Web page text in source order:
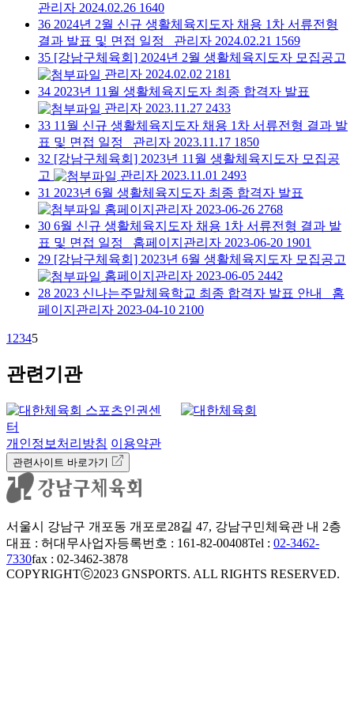
관리자 2024.02.26 1640
36 2024년 2월 신규 생활체육지도자 채용 1차 서류전형
결과 발표 및 면접 일정
관리자 2024.02.21 1569
35 [강남구체육회] 2024년 2월 생활체육지도자 모집공고
관리자 2024.02.02 2181
34 2023년 11월 생활체육지도자 최종 합격자 발표
관리자 2023.11.27 2433
33 11월 신규 생활체육지도자 채용 1차 서류전형 결과 발
표 및 면접 일정
관리자 2023.11.17 1850
32 [강남구체육회] 2023년 11월 생활체육지도자 모집공
고
관리자 2023.11.01 2493
31 2023년 6월 생활체육지도자 최종 합격자 발표
홈페이지관리자 2023-06-26 2768
30 6월 신규 생활체육지도자 채용 1차 서류전형 결과 발
표 및 면접 일정
홈페이지관리자 2023-06-20 1901
29 [강남구체육회] 2023년 6월 생활체육지도자 모집공고
홈페이지관리자 2023-06-05 2442
28 2023 신나는주말체육학교 최종 합격자 발표 안내
홈
페이지관리자 2023-04-10 2100
1 2345
관련기관
개인정보처리방침 이용약관
관련사이트 바로가기
서울시 강남구 개포동 개포로28길 47, 강남구민체육관 내 2층
대표 : 허대무사업자등록번호 : 161-82-00408Tel : 02-3462-
7330fax : 02-3462-3878
COPYRIGHTⓒ2023 GNSPORTS. ALL RIGHTS RESERVED.